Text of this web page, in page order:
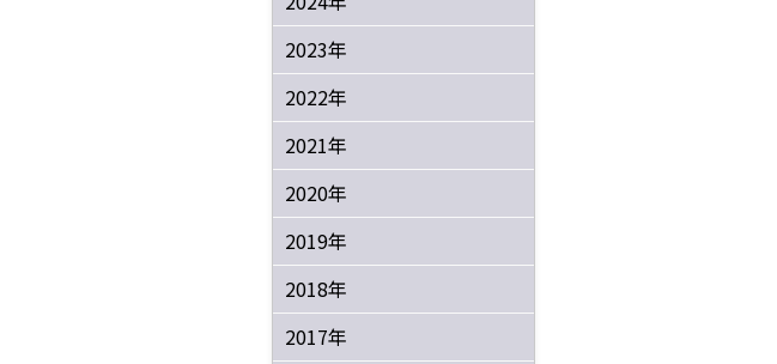
2023年
2022年
2021年
2020年
2019年
2018年
2017年